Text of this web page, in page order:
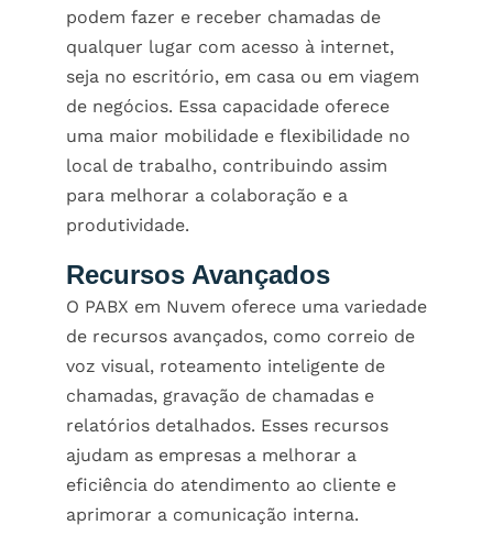
podem fazer e receber chamadas de
qualquer lugar com acesso à internet,
seja no escritório, em casa ou em viagem
de negócios. Essa capacidade oferece
uma maior mobilidade e flexibilidade no
local de trabalho, contribuindo assim
para melhorar a colaboração e a
produtividade.
Recursos Avançados
O PABX em Nuvem oferece uma variedade
de recursos avançados, como correio de
voz visual, roteamento inteligente de
chamadas, gravação de chamadas e
relatórios detalhados. Esses recursos
ajudam as empresas a melhorar a
eficiência do atendimento ao cliente e
aprimorar a comunicação interna.